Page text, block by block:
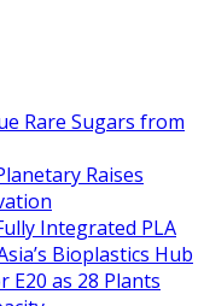
Rare Sugars from
Raises
Integrated PLA
Bioplastics Hub
E20 as 28 Plants